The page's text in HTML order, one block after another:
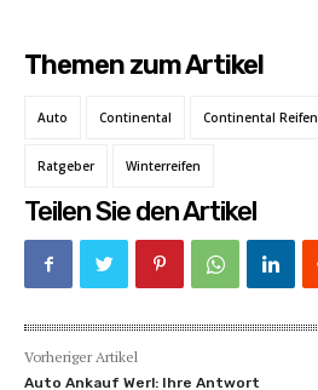
Themen zum Artikel
Auto Continental Continental Reifen
Ratgeber Winterreifen
Teilen Sie den Artikel
Vorheriger Artikel
Auto Ankauf Werl: Ihre Antwort